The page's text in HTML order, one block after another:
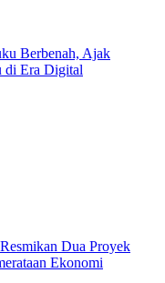
Berbenah, Ajak
di Era Digital
Dua Proyek
Ekonomi